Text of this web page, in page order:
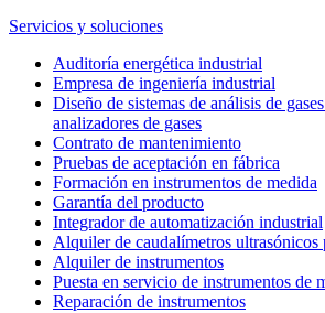
Servicios y soluciones
Auditoría energética industrial
Empresa de ingeniería industrial
Diseño de sistemas de análisis de
analizadores de gases
Contrato de mantenimiento
Pruebas de aceptación en fábrica
Formación en instrumentos de medida
Garantía del producto
Integrador de automatización industrial
Alquiler de caudalímetros ultrasónicos
Alquiler de instrumentos
Puesta en servicio de instrumentos de
Reparación de instrumentos